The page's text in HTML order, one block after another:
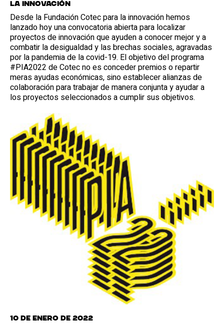
la innovación
Desde la Fundación Cotec para la innovación hemos
lanzado hoy una convocatoria abierta para localizar
proyectos de innovación que ayuden a conocer mejor y a
combatir la desigualdad y las brechas sociales, agravadas
por la pandemia de la covid-19. El objetivo del programa
#PIA2022 de Cotec no es conceder premios o repartir
meras ayudas económicas, sino establecer alianzas de
colaboración para trabajar de manera conjunta y ayudar a
los proyectos seleccionados a cumplir sus objetivos.
10 de enero de 2022